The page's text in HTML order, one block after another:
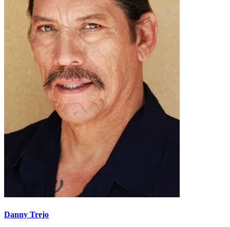
Danny Trejo